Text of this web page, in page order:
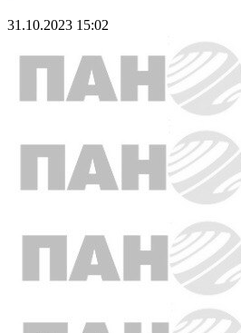
31.10.2023 15:02